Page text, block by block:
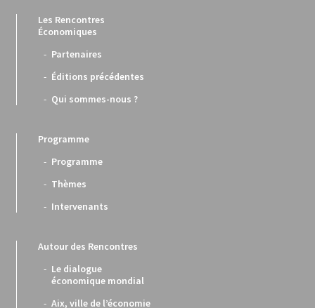
Les Rencontres
Économiques
Partenaires
Éditions précédentes
Qui sommes-nous ?
Programme
Programme
Thèmes
Intervenants
Autour des Rencontres
Le dialogue
économique mondial
Aix, ville de l’économie